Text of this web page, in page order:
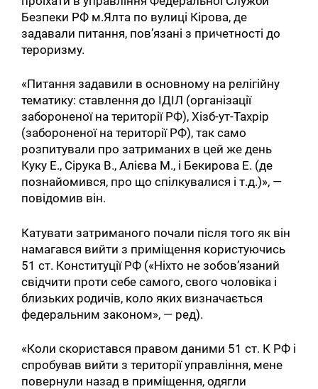
Безпеки РФ м.Ялта по вулиці Кірова, де
задавали питання, пов’язані з причетності до
тероризму.
«Питання задавили в основному на релігійну
тематику: ставлення до ІДІЛ (організації
забороненої на території РФ), Хізб-ут-Тахрір
(забороненої на території РФ), так само
розпитували про затриманих в цей же день
Куку Е., Сірука В., Алієва М., і Бекирова Е. (де
познайомився, про що спілкувалися і т.д.)», —
повідомив він.
Катувати затриманого почали після того як він
намагався вийти з приміщення користуючись
51 ст. Конституції РФ («Ніхто не зобов’язаний
свідчити проти себе самого, свого чоловіка і
близьких родичів, коло яких визначається
федеральним законом», — ред).
«Коли скористався правом даними 51 ст. К РФ і
спробував вийти з території управління, мене
повернули назад в приміщення, одягли